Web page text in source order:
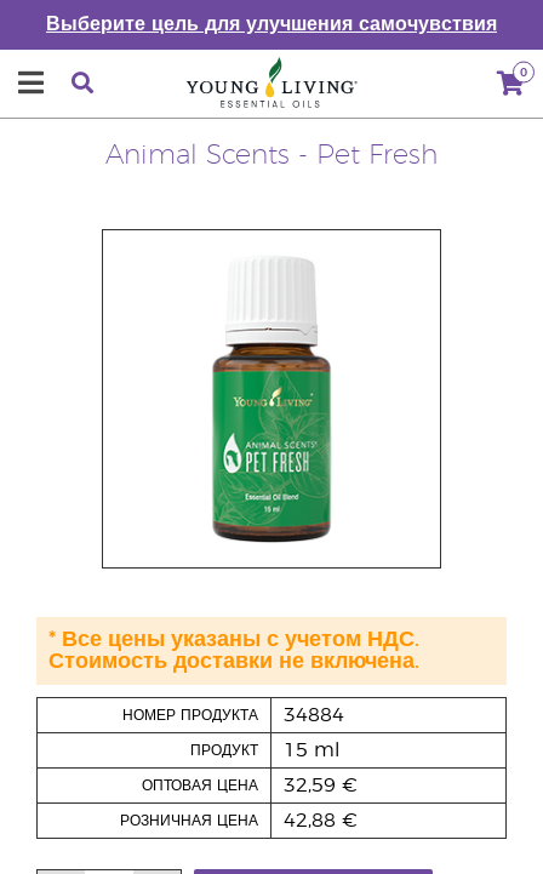
Выберите цель для улучшения самочувствия
0
Animal Scents - Pet Fresh
НОМЕР ПРОДУКТА 34884
ПРОДУКТ 15 ml
ОПТОВАЯ ЦЕНА 32,59 €
РОЗНИЧНАЯ ЦЕНА 42,88 €
* Все цены указаны с учетом НДС.
Стоимость доставки не включена.